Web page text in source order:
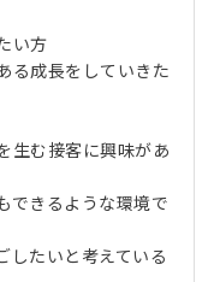
い方
る成長をしていきた
生む接客に興味があ
できるような環境で
たいと考えている